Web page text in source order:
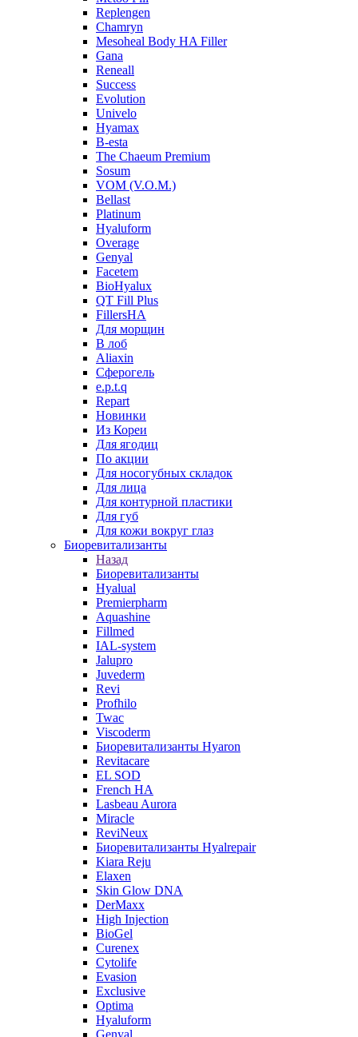
Replengen
Chamryn
Mesoheal Body HA Filler
Gana
Reneall
Success
Evolution
Univelo
Hyamax
B-esta
The Chaeum Premium
Sosum
VOM (V.O.M.)
Bellast
Platinum
Hyaluform
Overage
Genyal
Facetem
BioHyalux
QT Fill Plus
FillersHA
Для морщин
В лоб
Aliaxin
Сферогель
e.p.t.q
Repart
Новинки
Из Кореи
Для ягодиц
По акции
Для носогубных складок
Для лица
Для контурной пластики
Для губ
Для кожи вокруг глаз
Биоревитализанты
Назад
Биоревитализанты
Hyalual
Premierpharm
Aquashine
Fillmed
IAL-system
Jalupro
Juvederm
Revi
Profhilo
Twac
Viscoderm
Биоревитализанты Hyaron
Revitacare
EL SOD
French HA
Lasbeau Aurora
Miracle
ReviNeux
Биоревитализанты Hyalrepair
Kiara Reju
Elaxen
Skin Glow DNA
DerMaxx
High Injection
BioGel
Curenex
Cytolife
Evasion
Exclusive
Optima
Hyaluform
Genyal